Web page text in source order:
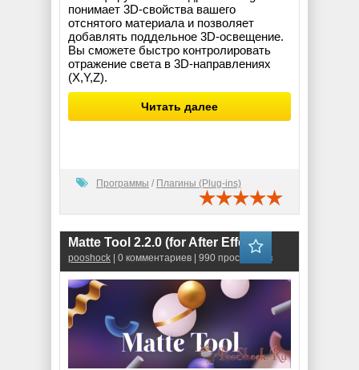
понимает 3D-свойства вашего
отснятого материала и позволяет
добавлять поддельное 3D-освещение.
Вы сможете быстро контролировать
отражение света в 3D-направлениях
(X,Y,Z).
Читать далее
Программы / Плагины (Plug-ins)
Matte Tool 2.2.0 (for After Effects)
pooshock | 0 комментариев | 990 просмотров